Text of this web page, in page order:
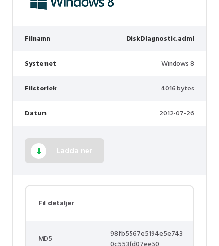
Filnamn DiskDiagnostic.adml
Systemet Windows 8
Filstorlek 4016 bytes
Datum 2012-07-26
Ladda ner
Fil detaljer
MD5
98fb5567e5194e5e743